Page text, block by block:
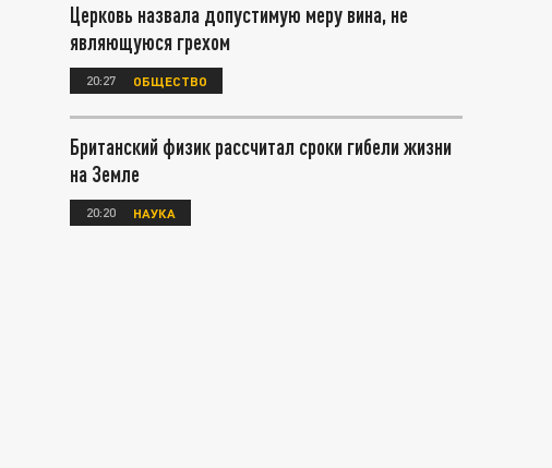
Церковь назвала допустимую меру вина, не
являющуюся грехом
20:27 ОБЩЕСТВО
Британский физик рассчитал сроки гибели жизни
на Земле
20:20 НАУКА